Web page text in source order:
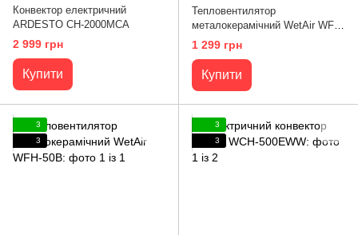
Конвектор електричний
ARDESTO CH-2000MCA
2 999 грн
Купити
Тепловентилятор
металокерамічний WetAir WFH-
30W
1 299 грн
Купити
3
3
3
3